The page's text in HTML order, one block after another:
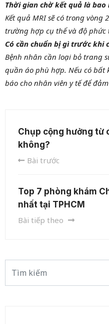
Thời gian chờ kết quả là bao
Kết quả MRI sẽ có trong vòng
trường hợp cụ thể và độ phức
Có cần chuẩn bị gì trước khi
Bệnh nhân cần loại bỏ trang
quần áo phù hợp. Nếu có bất
báo cho nhân viên y tế để
Chụp cộng hưởng từ
không?
Bài trước
Top 7 phòng khám
nhất tại TPHCM
Bài tiếp theo